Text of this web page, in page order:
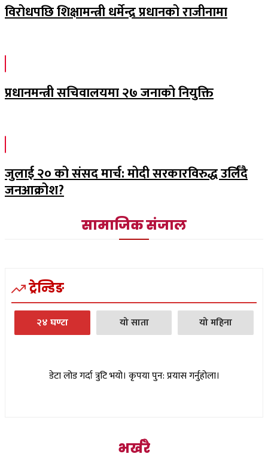
विरोधपछि शिक्षामन्त्री धर्मेन्द्र प्रधानको राजीनामा
प्रधानमन्त्री सचिवालयमा २७ जनाको नियुक्ति
जुलाई २० को संसद मार्च: मोदी सरकारविरुद्ध उर्लिंदै
जनआक्रोश?
सामाजिक संजाल
ट्रेन्डिङ
२४ घण्टा यो साता यो महिना
डेटा लोड गर्दा त्रुटि भयो। कृपया पुन: प्रयास गर्नुहोला।
भर्खरै